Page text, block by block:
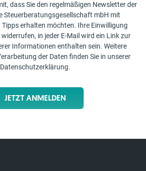
dass Sie den regelmäßigen Newsletter der
mbH mit
erhalten möchten. Ihre Einwilligung
widerrufen, in jeder E-Mail wird ein Link zur
Weitere
der Daten finden Sie in unserer
Datenschutzerklärung.
JETZT ANMELDEN